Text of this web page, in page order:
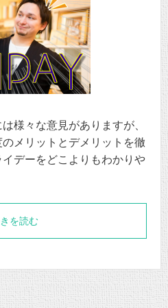
様々な意見がありますが、
メリットとデメリットを徹
デーをどこよりもわかりや
を読む